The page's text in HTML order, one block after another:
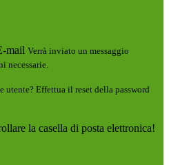
mail Verrà inviato un messaggio
necessarie.
utente? Effettua il reset della password
la casella di posta elettronica!